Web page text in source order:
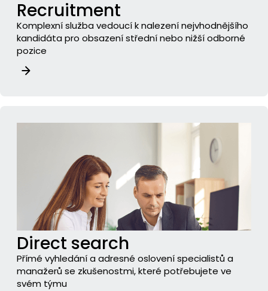
Recruitment
Komplexní služba vedoucí k nalezení nejvhodnějšího
kandidáta pro obsazení střední nebo nižší odborné
pozice
Direct search
Přímé vyhledání a adresné oslovení specialistů a
manažerů se zkušenostmi, které potřebujete ve
svém týmu